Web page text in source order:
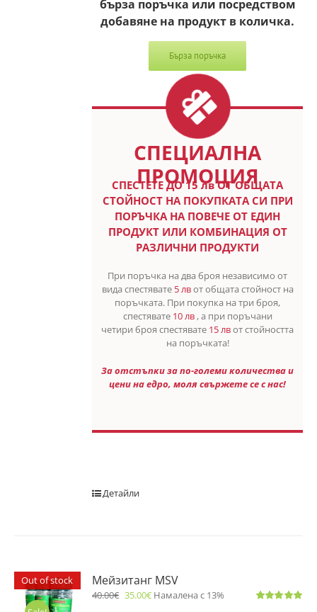
бърза поръчка или посредством
добавяне на продукт в количка.
Бърза поръчка
СПЕЦИАЛНА
ПРОМОЦИЯ
СПЕСТETE ДО 15 лв ОТ ОБЩАТА
СТОЙНОСТ НА ПОКУПКАТА СИ ПРИ
ПОРЪЧКА НА ПОВЕЧЕ ОТ ЕДИН
ПРОДУКТ ИЛИ КОМБИНАЦИЯ ОТ
РАЗЛИЧНИ ПРОДУКТИ
При поръчка на два броя независимо от
вида спестявате 5 лвот общата стойност на
поръчката. При покупка на три броя,
спестявате 10 лв , а при поръчани
четири броя спестявате 15 лвот стойността
на поръчката!
За отстъпки за по-големи количества и
цени на едро, моля свържете се с нас!
Детайли
Out of stock Мейзитанг MSV
40.00€ 35.00€ Намалена с 13%